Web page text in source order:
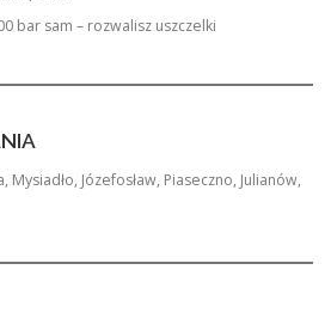
bar sam – rozwalisz uszczelki
Mysiadło, Józefosław, Piaseczno, Julianów,